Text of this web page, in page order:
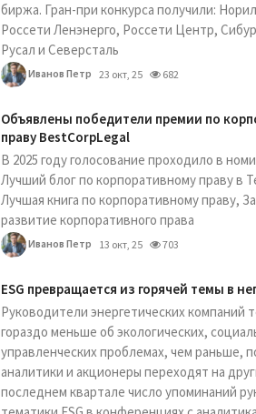
биржа. Гран-при конкурса получили:
Россети Ленэнерго, Россети Центр,
Русал и Северсталь
Иванов Петр 23 окт, 25 682
Объявлены победители премии по
праву BestCorpLegal
В 2025 году голосование проходило в
Лучший блог по корпоративному праву в
Лучшая книга по корпоративному праву,
развитие корпоративного права
Иванов Петр 13 окт, 25 703
ESG превращается из горячей темы в
Руководители энергетических компаний
гораздо меньше об экологических,
управленческих проблемах, чем раньше,
аналитики и акционеры переходят на
последнем квартале число упоминаний